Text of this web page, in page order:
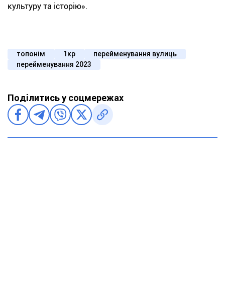
культуру та історію».
топонім 1кр
перейменування вулиць
перейменування 2023
Поділитись у соцмережах